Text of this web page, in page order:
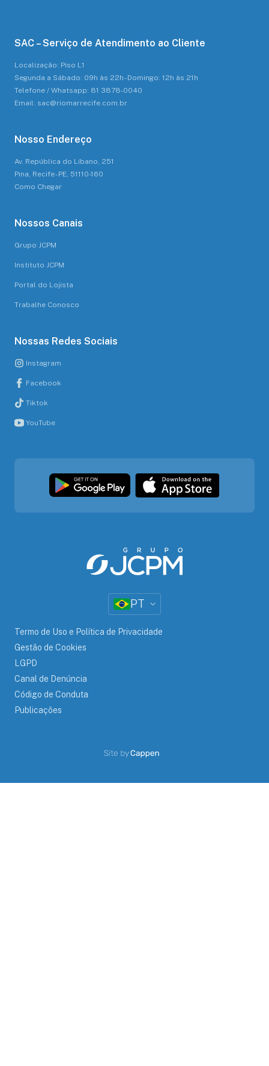
SAC – Serviço de Atendimento ao Cliente
Localização: Piso L1
Segunda a Sábado: 09h às 22h - Domingo: 12h às 21h
Telefone / Whatsapp: 81 3878-0040
Email: sac@riomarrecife.com.br
Nosso Endereço
Av. República do Líbano, 251
Pina, Recife - PE, 51110-160
Como Chegar
Nossos Canais
Grupo JCPM
Instituto JCPM
Portal do Lojista
Trabalhe Conosco
Nossas Redes Sociais
Instagram
Facebook
Tiktok
YouTube
PT
Termo de Uso e Política de Privacidade
Gestão de Cookies
LGPD
Canal de Denúncia
Código de Conduta
Publicações